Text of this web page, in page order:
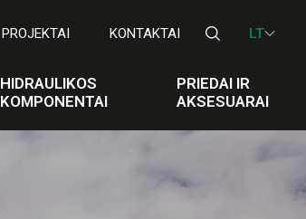
PROJEKTAI KONTAKTAI LT
HIDRAULIKOS
KOMPONENTAI
PRIEDAI IR
AKSESUARAI